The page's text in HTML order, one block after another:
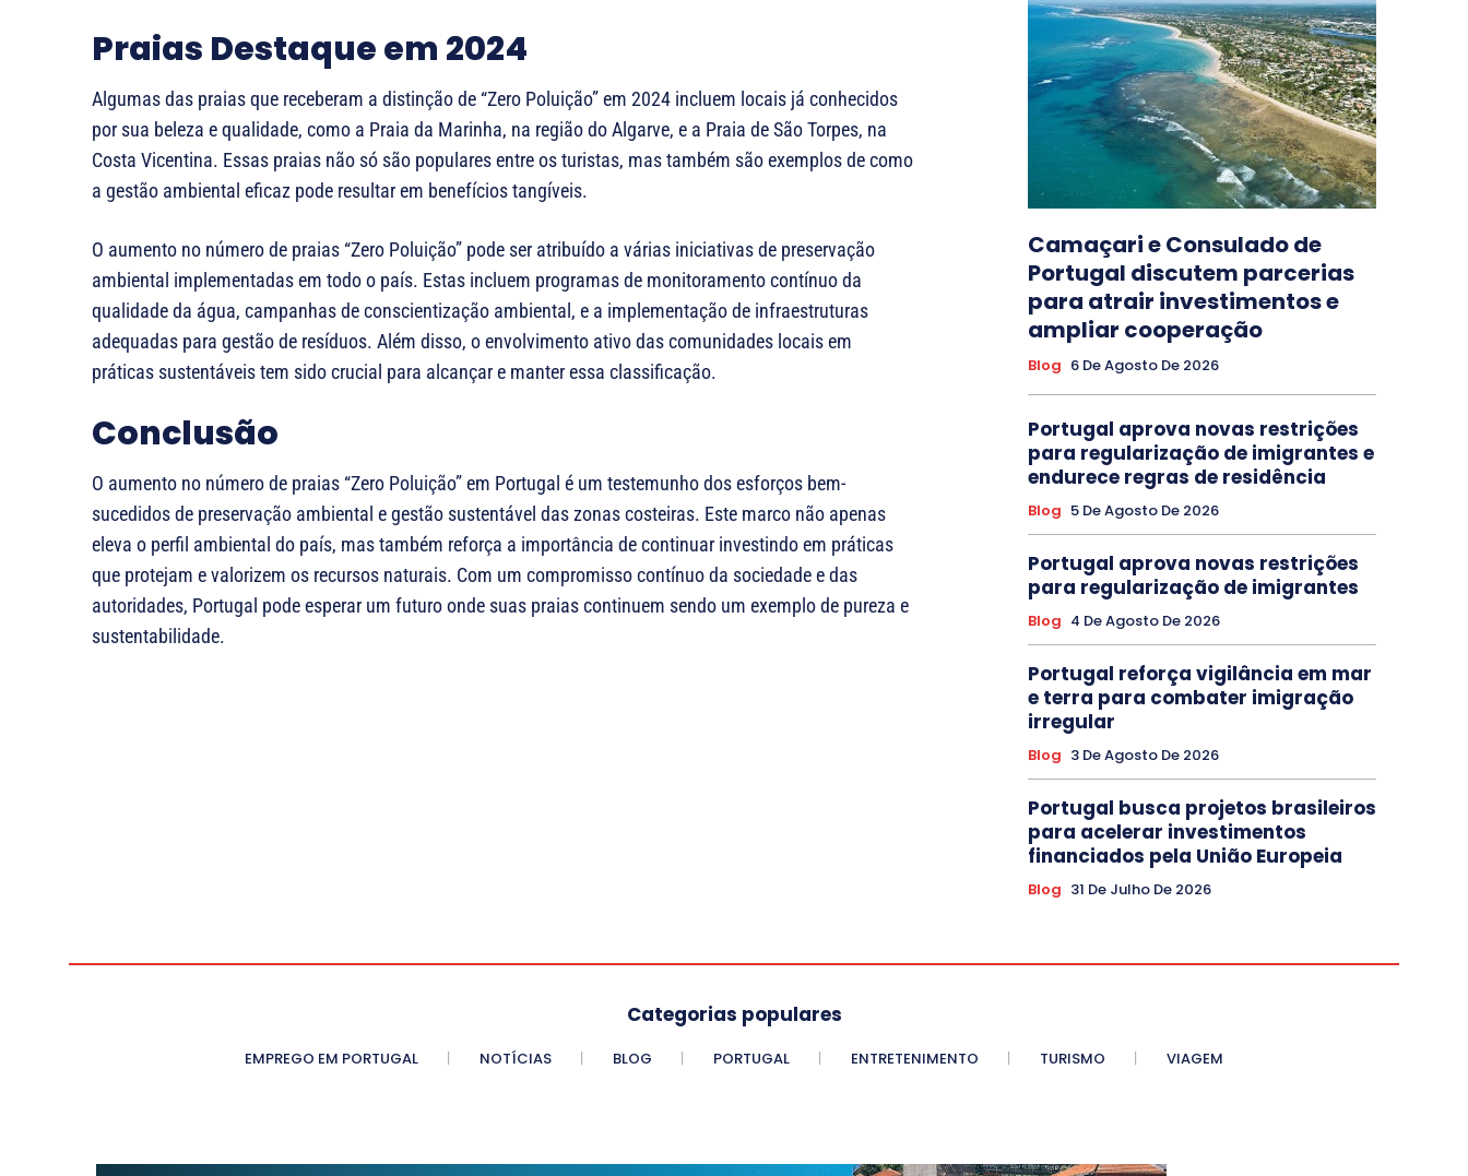
Praias Destaque em 2024
Algumas das praias que receberam a distinção de “Zero Poluição” em 2024 incluem locais já conhecidos
por sua beleza e qualidade, como a Praia da Marinha, na região do Algarve, e a Praia de São Torpes, na
Costa Vicentina. Essas praias não só são populares entre os turistas, mas também são exemplos de como
a gestão ambiental eficaz pode resultar em benefícios tangíveis.
O aumento no número de praias “Zero Poluição” pode ser atribuído a várias iniciativas de preservação
ambiental implementadas em todo o país. Estas incluem programas de monitoramento contínuo da
qualidade da água, campanhas de conscientização ambiental, e a implementação de infraestruturas
adequadas para gestão de resíduos. Além disso, o envolvimento ativo das comunidades locais em
práticas sustentáveis tem sido crucial para alcançar e manter essa classificação.
Conclusão
O aumento no número de praias “Zero Poluição” em Portugal é um testemunho dos esforços bem-
sucedidos de preservação ambiental e gestão sustentável das zonas costeiras. Este marco não apenas
eleva o perfil ambiental do país, mas também reforça a importância de continuar investindo em práticas
que protejam e valorizem os recursos naturais. Com um compromisso contínuo da sociedade e das
autoridades, Portugal pode esperar um futuro onde suas praias continuem sendo um exemplo de pureza e
sustentabilidade.
Camaçari e Consulado de
Portugal discutem parcerias
para atrair investimentos e
ampliar cooperação
Blog 6 De Agosto De 2026
Portugal aprova novas restrições
para regularização de imigrantes e
endurece regras de residência
Blog 5 De Agosto De 2026
Portugal aprova novas restrições
para regularização de imigrantes
Blog 4 De Agosto De 2026
Portugal reforça vigilância em mar
e terra para combater imigração
irregular
Blog 3 De Agosto De 2026
Portugal busca projetos brasileiros
para acelerar investimentos
financiados pela União Europeia
Blog 31 De Julho De 2026
Categorias populares
EMPREGO EM PORTUGAL NOTÍCIAS BLOG PORTUGAL ENTRETENIMENTO TURISMO VIAGEM